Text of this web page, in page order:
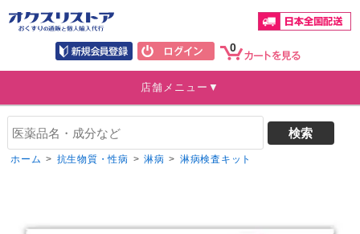
0
店舗メニュー▼
ホーム > 抗生物質・性病 > 淋病 > 淋病検査キット